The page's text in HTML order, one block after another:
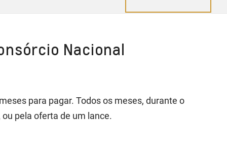
Nacional
para pagar. Todos os meses, durante o
pela oferta de um lance.